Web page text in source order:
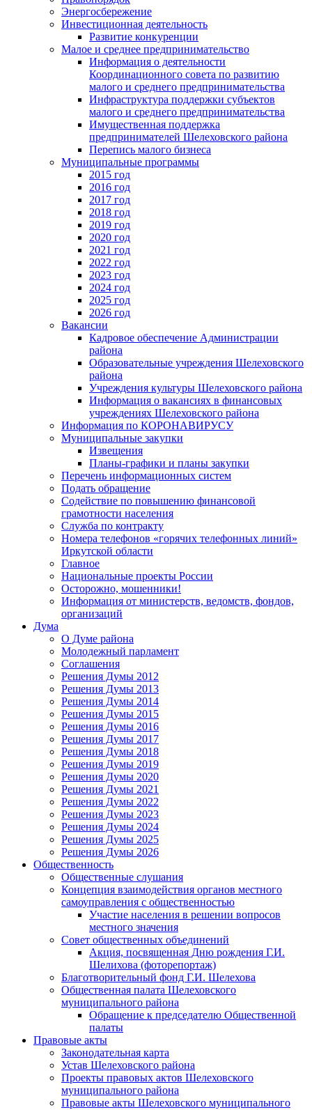
Энергосбережение
Инвестиционная деятельность
Развитие конкуренции
Малое и среднее предпринимательство
Информация о деятельности
Координационного совета по развитию
малого и среднего предпринимательства
Инфраструктура поддержки субъектов
малого и среднего предпринимательства
Имущественная поддержка
предпринимателей Шелеховского района
Перепись малого бизнеса
Муниципальные программы
2015 год
2016 год
2017 год
2018 год
2019 год
2020 год
2021 год
2022 год
2023 год
2024 год
2025 год
2026 год
Вакансии
Кадровое обеспечение Администрации
района
Образовательные учреждения Шелеховского
района
Учреждения культуры Шелеховского района
Информация о вакансиях в финансовых
учреждениях Шелеховского района
Информация по КОРОНАВИРУСУ
Муниципальные закупки
Извещения
Планы-графики и планы закупки
Перечень информационных систем
Подать обращение
Содействие по повышению финансовой
грамотности населения
Служба по контракту
Номера телефонов «горячих телефонных линий»
Иркутской области
Главное
Национальные проекты России
Осторожно, мошенники!
Информация от министерств, ведомств, фондов,
организаций
Дума
О Думе района
Молодежный парламент
Соглашения
Решения Думы 2012
Решения Думы 2013
Решения Думы 2014
Решения Думы 2015
Решения Думы 2016
Решения Думы 2017
Решения Думы 2018
Решения Думы 2019
Решения Думы 2020
Решения Думы 2021
Решения Думы 2022
Решения Думы 2023
Решения Думы 2024
Решения Думы 2025
Решения Думы 2026
Общественность
Общественные слушания
Концепция взаимодействия органов местного
самоуправления с общественностью
Участие населения в решении вопросов
местного значения
Совет общественных объединений
Акция, посвященная Дню рождения Г.И.
Шелихова (фоторепортаж)
Благотворительный фонд Г.И. Шелехова
Общественная палата Шелеховского
муниципального района
Обращение к председателю Общественной
палаты
Правовые акты
Законодательная карта
Устав Шелеховского района
Проекты правовых актов Шелеховского
муниципального района
Правовые акты Шелеховского муниципального